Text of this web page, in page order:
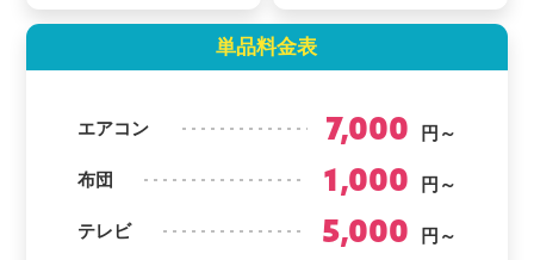
単品料金表
エアコン 7,000 円～
布団 1,000 円～
テレビ 5,000 円～